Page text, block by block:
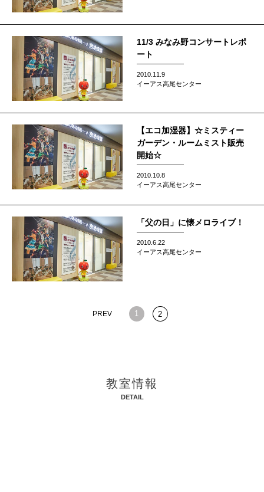
11/3 みなみ野コンサートレポ
ート
2010.11.9
イーアス高尾センター
【エコ加湿器】☆ミスティー
ガーデン・ルームミスト販売
開始☆
2010.10.8
イーアス高尾センター
「父の日」に懐メロライブ！
2010.6.22
イーアス高尾センター
PREV 1 2
教室情報
DETAIL